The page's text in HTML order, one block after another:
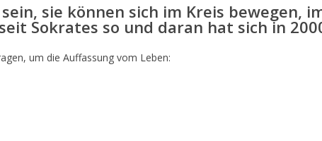
sie können sich im Kreis bewegen,
Sokrates so und daran hat sich in
um die Auffassung vom Leben: